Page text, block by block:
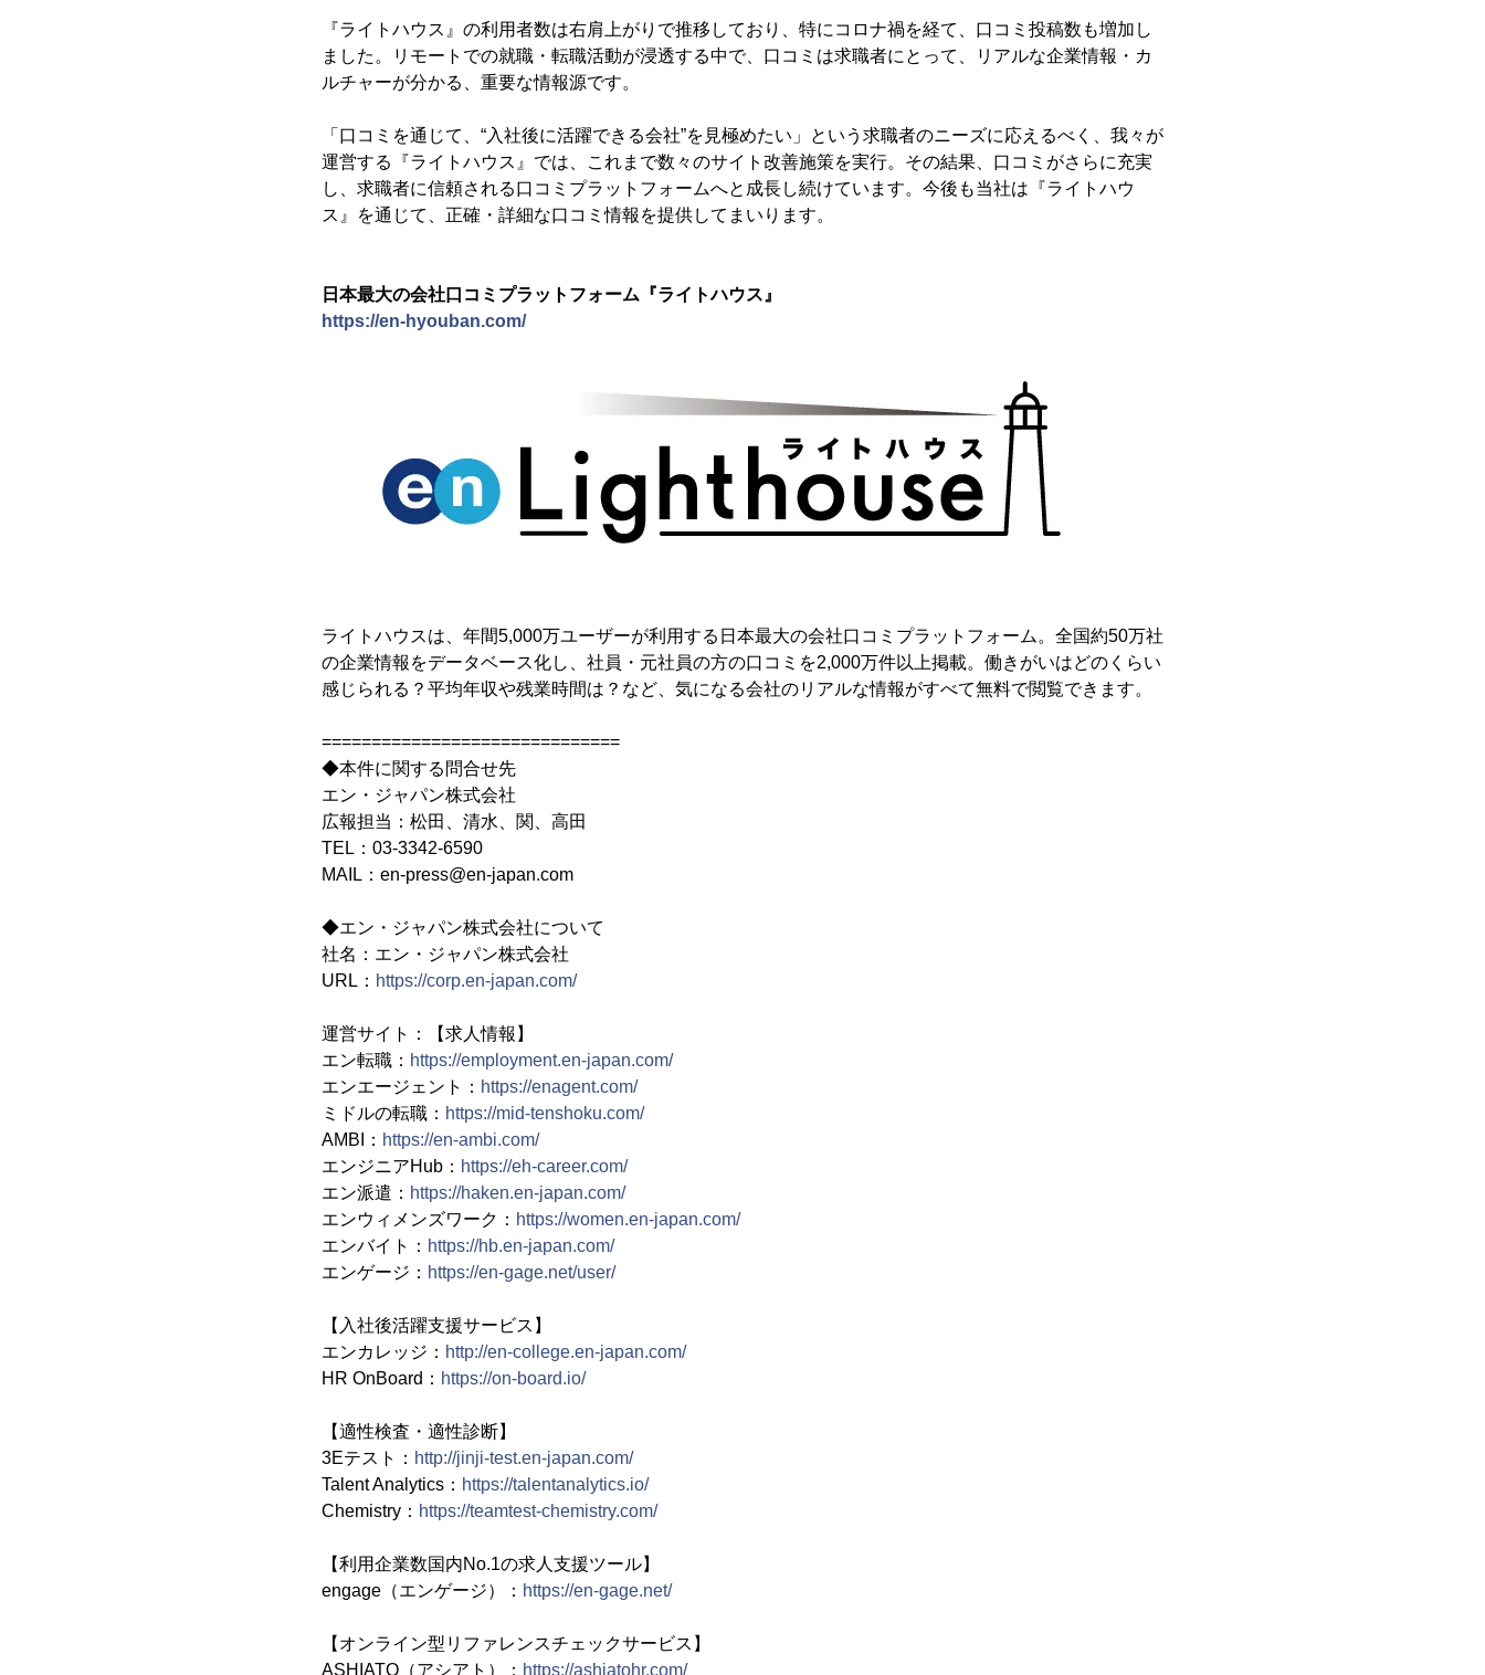
『ライトハウス』の利用者数は右肩上がりで推移しており、特にコロナ禍を経て、口コミ投稿数も増加し
ました。リモートでの就職・転職活動が浸透する中で、口コミは求職者にとって、リアルな企業情報・カ
ルチャーが分かる、重要な情報源です。
「口コミを通じて、“入社後に活躍できる会社”を見極めたい」という求職者のニーズに応えるべく、我々が
運営する『ライトハウス』では、これまで数々のサイト改善施策を実行。その結果、口コミがさらに充実
し、求職者に信頼される口コミプラットフォームへと成長し続けています。今後も当社は『ライトハウ
ス』を通じて、正確・詳細な口コミ情報を提供してまいります。
日本最大の会社口コミプラットフォーム『ライトハウス』
https://en-hyouban.com/
ライトハウスは、年間5,000万ユーザーが利用する日本最大の会社口コミプラットフォーム。全国約50万社
の企業情報をデータベース化し、社員・元社員の方の口コミを2,000万件以上掲載。働きがいはどのくらい
感じられる？平均年収や残業時間は？など、気になる会社のリアルな情報がすべて無料で閲覧できます。
==============================
◆本件に関する問合せ先
エン・ジャパン株式会社
広報担当：松田、清水、関、高田
TEL：03-3342-6590
MAIL：en-press@en-japan.com
◆エン・ジャパン株式会社について
社名：エン・ジャパン株式会社
URL： https://corp.en-japan.com/
運営サイト：【求人情報】
エン転職： https://employment.en-japan.com/
エンエージェント： https://enagent.com/
ミドルの転職： https://mid-tenshoku.com/
AMBI： https://en-ambi.com/
エンジニアHub： https://eh-career.com/
エン派遣： https://haken.en-japan.com/
エンウィメンズワーク： https://women.en-japan.com/
エンバイト： https://hb.en-japan.com/
エンゲージ： https://en-gage.net/user/
【入社後活躍支援サービス】
エンカレッジ： http://en-college.en-japan.com/
HR OnBoard： https://on-board.io/
【適性検査・適性診断】
3Eテスト： http://jinji-test.en-japan.com/
Talent Analytics： https://talentanalytics.io/
Chemistry： https://teamtest-chemistry.com/
【利用企業数国内No.1の求人支援ツール】
engage（エンゲージ）： https://en-gage.net/
【オンライン型リファレンスチェックサービス】
ASHIATO（アシアト）： https://ashiatohr.com/